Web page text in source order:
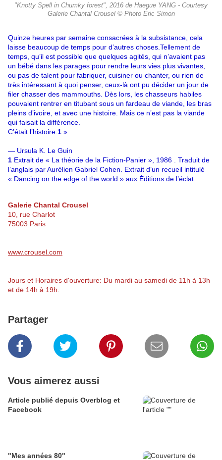
"Knotty Spell in Chumky forest", 2016 de Haegue YANG - Courtesy
Galerie Chantal Crousel © Photo Éric Simon
Quinze heures par semaine consacrées à la subsistance, cela
laisse beaucoup de temps pour d’autres choses.Tellement de
temps, qu’il est possible que quelques agités, qui n’avaient pas
un bébé dans les parages pour rendre leurs vies plus vivantes,
ou pas de talent pour fabriquer, cuisiner ou chanter, ou rien de
très intéressant à quoi penser, ceux-là ont pu décider un jour de
filer chasser des mammouths. Dès lors, les chasseurs habiles
pouvaient rentrer en titubant sous un fardeau de viande, les bras
pleins d’ivoire, et avec une histoire. Mais ce n’est pas la viande
qui faisait la différence.
C’était l’histoire. 1 »
— Ursula K. Le Guin
1 Extrait de « La théorie de la Fiction-Panier », 1986 . Traduit de
l’anglais par Aurélien Gabriel Cohen. Extrait d’un recueil intitulé
« Dancing on the edge of the world » aux Éditions de l’éclat.
Galerie Chantal Crousel
10, rue Charlot
75003 Paris
www.crousel.com
Jours et Horaires d'ouverture: Du mardi au samedi de 11h à 13h
et de 14h à 19h.
Partager
Vous aimerez aussi
Article publié depuis Overblog et
Facebook
"Mes années 80"